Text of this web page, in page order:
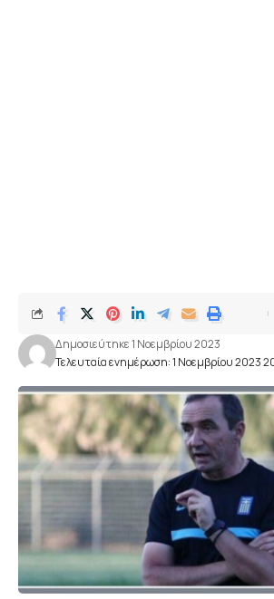
Τελευταία ενημέρωση: 1 Νοεμβρίου 2023
Δημοσιεύτηκε 1 Νοεμβρίου 2023